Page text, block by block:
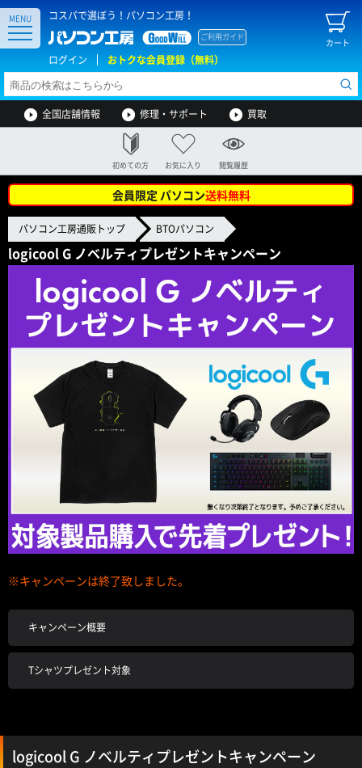
コスパで選ぼう！パソコン工房！
カート
ご利用ガイド
ログイン おトクな会員登録（無料）
MENU
全国店舗情報 修理・サポート 買取
初めての方 お気に入り 閲覧履歴
会員限定 パソコン送料無料
パソコン工房通販トップ BTOパソコン
logicool G ノベルティプレゼントキャンペーン
※キャンペーンは終了致しました。
キャンペーン概要
Tシャツプレゼント対象
logicool G ノベルティプレゼントキャンペーン